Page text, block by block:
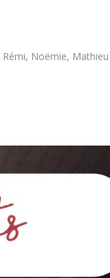
Noëmie,